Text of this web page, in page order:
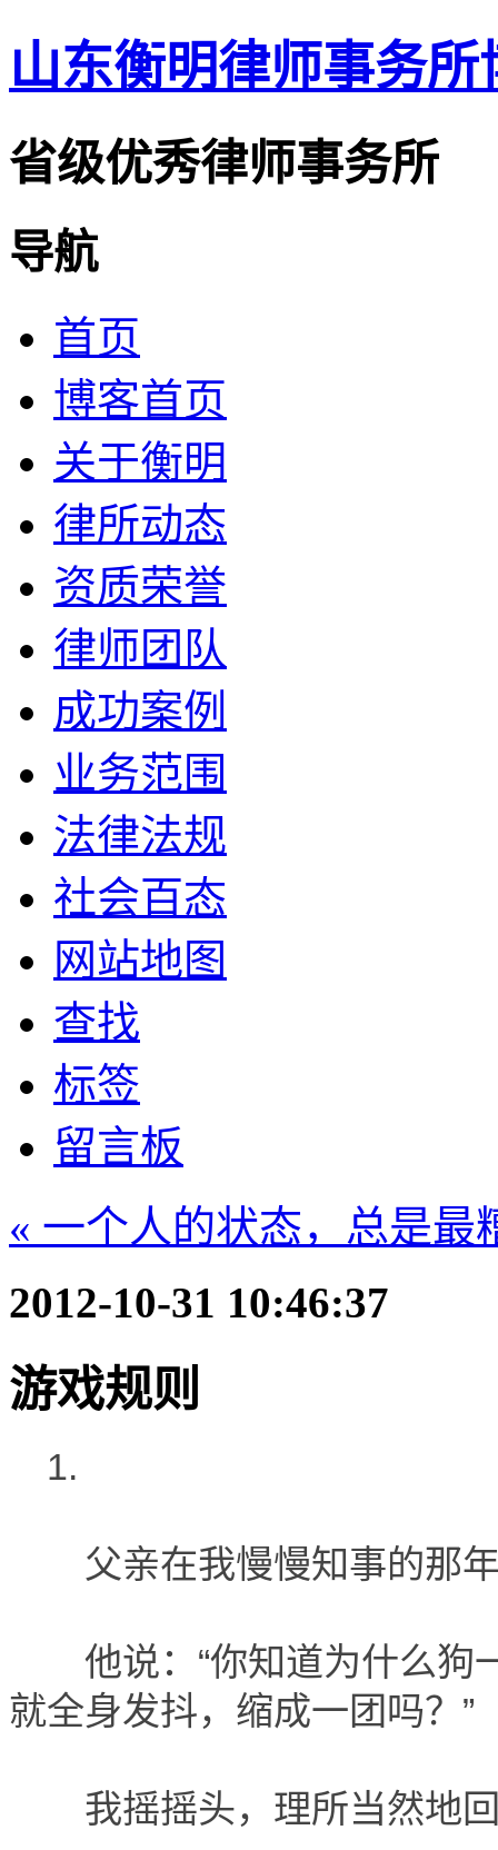
山东衡明律师事务所
省级优秀律师事务所
导航
首页
博客首页
关于衡明
律所动态
资质荣誉
律师团队
成功案例
业务范围
法律法规
社会百态
网站地图
查找
标签
留言板
« 一个人的状态，总是最
2012-10-31 10:46:37
游戏规则
1.
父亲在我慢慢知事的那年
他说：“你知道为什么狗
就全身发抖，缩成一团吗？”
我摇摇头，理所当然地回